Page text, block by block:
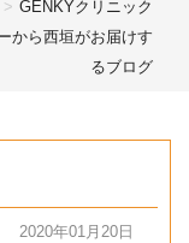
GENKYクリニック
から西垣がお届けす
るブログ
2020年01月20日